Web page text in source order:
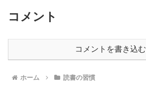
コメント
コメントを書き込む
ホーム 読書の習慣